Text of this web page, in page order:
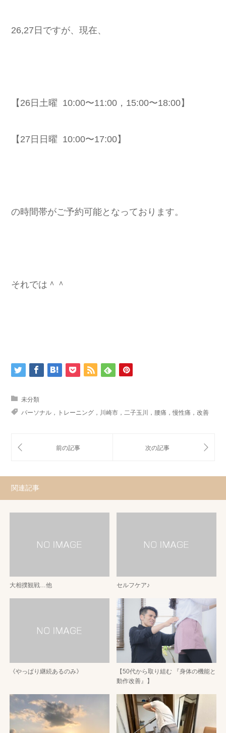
26,27日ですが、現在、
【26日土曜 10:00〜11:00，15:00〜18:00】
【27日日曜 10:00〜17:00】
の時間帯がご予約可能となっております。
それでは＾＾
未分類
パーソナル，トレーニング，川崎市，二子玉川，腰痛，慢性痛，改善
関連記事
大相撲観戦…他 セルフケア♪
《やっぱり継続あるのみ》
【50代から取り組む 『身体の機能と
動作改善』】